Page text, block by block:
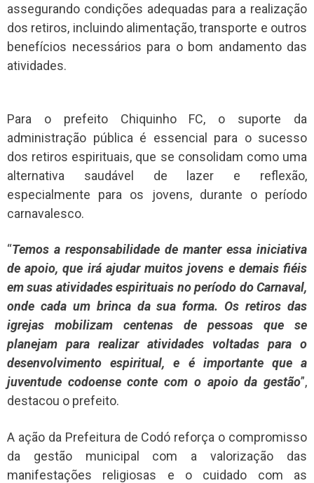
assegurando condições adequadas para a realização
dos retiros, incluindo alimentação, transporte e outros
benefícios necessários para o bom andamento das
atividades.
Para o prefeito Chiquinho FC, o suporte da
administração pública é essencial para o sucesso
dos retiros espirituais, que se consolidam como uma
alternativa saudável de lazer e reflexão,
especialmente para os jovens, durante o período
carnavalesco.
“Temos a responsabilidade de manter essa iniciativa
de apoio, que irá ajudar muitos jovens e demais fiéis
em suas atividades espirituais no período do Carnaval,
onde cada um brinca da sua forma. Os retiros das
igrejas mobilizam centenas de pessoas que se
planejam para realizar atividades voltadas para o
desenvolvimento espiritual, e é importante que a
juventude codoense conte com o apoio da gestão”,
destacou o prefeito.
A ação da Prefeitura de Codó reforça o compromisso
da gestão municipal com a valorização das
manifestações religiosas e o cuidado com as